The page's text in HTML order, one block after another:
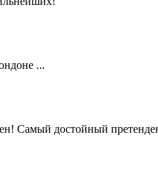
...
Самый достойный